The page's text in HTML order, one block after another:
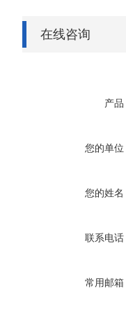
在线咨询
产品
您的单位
您的姓名
联系电话
常用邮箱